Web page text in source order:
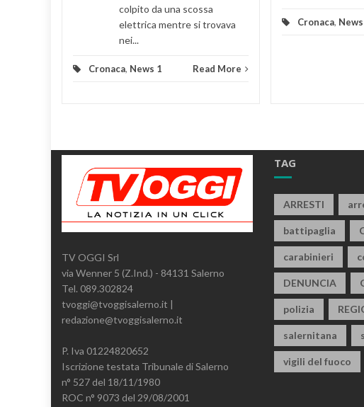
colpito da una scossa
elettrica mentre si trovava
nei...
Cronaca, News 1 Read More
Cronaca,
TV OGGI Srl
via Wenner 5 (Z.Ind.) - 84131 Salerno
Tel. 089.302824
tvoggi@tvoggisalerno.it |
redazione@tvoggisalerno.it
P. Iva 01224820652
Iscrizione testata Tribunale di Salerno
n° 527 del 18/11/1980
ROC n° 9073 del 29/08/2001
TAG
ARRESTI
battipaglia
carabinieri
DENUNCIA
polizia
salernitana
vigili del fuoco